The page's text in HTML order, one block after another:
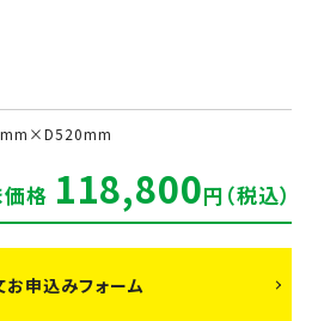
格 118,800円（税込）
お申込みフォーム